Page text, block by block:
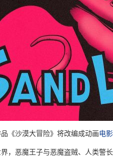
《沙漠大冒险》将改编成动画电影
，恶魔王子与恶魔盗贼、人类警